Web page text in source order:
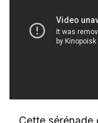
Cette sérénade